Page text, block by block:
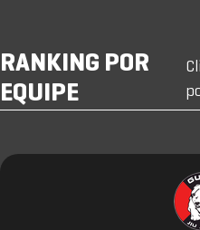
RANKING POR
EQUIPE